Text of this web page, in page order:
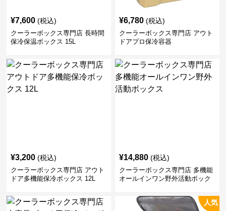
¥7,600 (税込)
クーラーボックス専門店 長時間
保冷保温ボックス 15L
¥6,780 (税込)
クーラーボックス専門店 アウト
ドアプロ保冷容器
¥3,200 (税込)
クーラーボックス専門店 アウト
ドア多機能保冷ボックス 12L
¥14,880 (税込)
クーラーボックス専門店 多機能
オールインワン野外活動ボック
人気